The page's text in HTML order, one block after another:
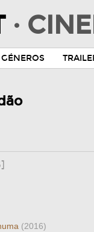
·
GÉNEROS
(2016)